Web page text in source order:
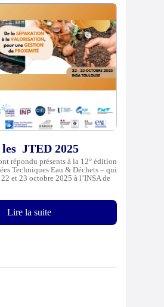
JTED 2025
répondu présents à la 12° édition
Techniques Eau & Déchets – qui
et 23 octobre 2025 à l’INSA de
Lire la suite